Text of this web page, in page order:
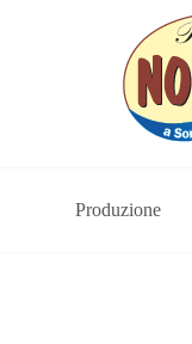
Produzione